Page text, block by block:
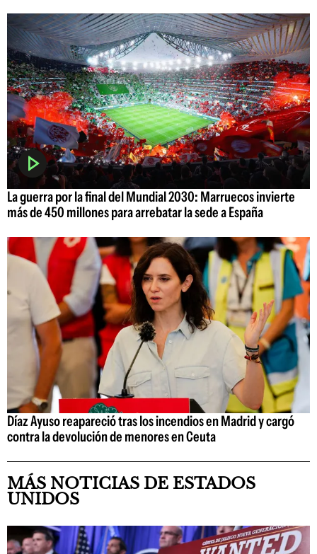
La guerra por la final del Mundial 2030: Marruecos invierte
más de 450 millones para arrebatar la sede a España
Díaz Ayuso reapareció tras los incendios en Madrid y cargó
contra la devolución de menores en Ceuta
MÁS NOTICIAS DE ESTADOS
UNIDOS